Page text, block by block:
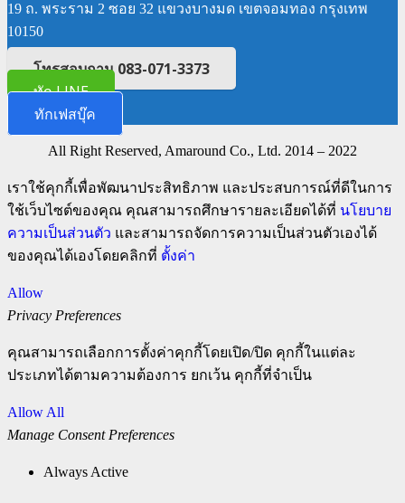
19 ถ. พระราม 2 ซอย 32 แขวงบางมด เขตจอมทอง กรุงเทพ
10150
โทรสอบถาม 083-071-3373
ทัก LINE
ทักเฟสบุ๊ค
All Right Reserved, Amaround Co., Ltd. 2014 – 2022
เราใช้คุกกี้เพื่อพัฒนาประสิทธิภาพ และประสบการณ์ที่ดีในการ
ใช้เว็บไซต์ของคุณ คุณสามารถศึกษารายละเอียดได้ที่ นโยบาย
ความเป็นส่วนตัว และสามารถจัดการความเป็นส่วนตัวเองได้
ของคุณได้เองโดยคลิกที่ ตั้งค่า
Allow
Privacy Preferences
คุณสามารถเลือกการตั้งค่าคุกกี้โดยเปิด/ปิด คุกกี้ในแต่ละ
ประเภทได้ตามความต้องการ ยกเว้น คุกกี้ที่จำเป็น
Allow All
Manage Consent Preferences
Always Active